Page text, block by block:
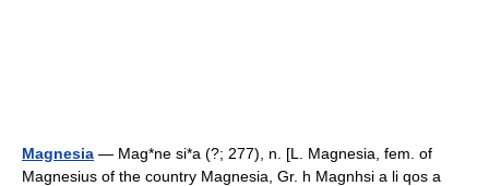
Magnesia — Mag*ne si*a (?; 277), n. [L. Magnesia, fem. of
Magnesius of the country Magnesia, Gr. h Magnhsi a li qos a